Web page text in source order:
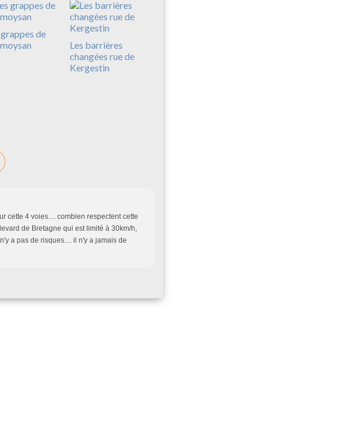
grappes de
Les barrières
changées rue de
Kergestin
cette 4 voies.... combien respectent cette
de Bretagne qui est limité à 30km/h,
a pas de risques.... il n'y a jamais de